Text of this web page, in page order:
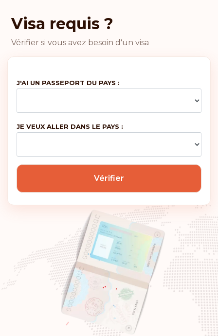
Grèce
France
Danemark
Autriche
Classement: 6 Destinations:187
Hongrie
Destinations: 185
Émirats arabes unis
Slovénie
Slovaquie
Visa requis ?
Vérifier si vous avez besoin d'un visa
J'AI UN PASSEPORT DU PAYS :
JE VEUX ALLER DANS LE PAYS :
Vérifier